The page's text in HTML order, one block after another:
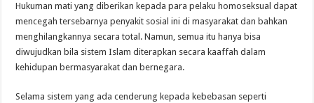
Hukuman mati yang diberikan kepada para pelaku homoseksual dapat
mencegah tersebarnya penyakit sosial ini di masyarakat dan bahkan
menghilangkannya secara total. Namun, semua itu hanya bisa
diwujudkan bila sistem Islam diterapkan secara kaaffah dalam
kehidupan bermasyarakat dan bernegara.
Selama sistem yang ada cenderung kepada kebebasan seperti